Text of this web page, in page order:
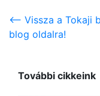
<-- Vissza a Tokaji
blog oldalra!
További cikkeink